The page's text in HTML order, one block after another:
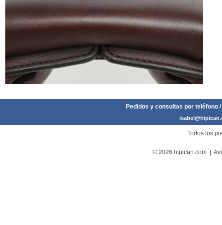
Pedidos y consultas por teléfono
Todos los
© 2026 hipican.com |